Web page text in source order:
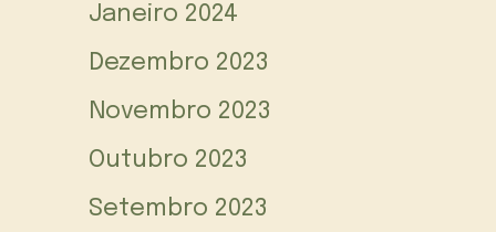
Janeiro 2024
Dezembro 2023
Novembro 2023
Outubro 2023
Setembro 2023